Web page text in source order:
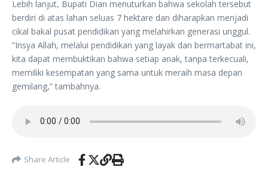
Lebih lanjut, Bupati Dian menuturkan bahwa sekolah tersebut
berdiri di atas lahan seluas 7 hektare dan diharapkan menjadi
cikal bakal pusat pendidikan yang melahirkan generasi unggul.
“Insya Allah, melalui pendidikan yang layak dan bermartabat ini,
kita dapat membuktikan bahwa setiap anak, tanpa terkecuali,
memiliki kesempatan yang sama untuk meraih masa depan
gemilang,” tambahnya.
Share Article